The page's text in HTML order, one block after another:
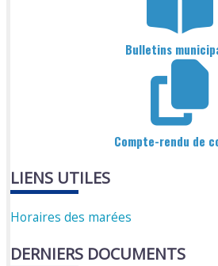
Bulletins
Compte-rendu de
LIENS UTILES
Horaires des marées
DERNIERS DOCUMENTS